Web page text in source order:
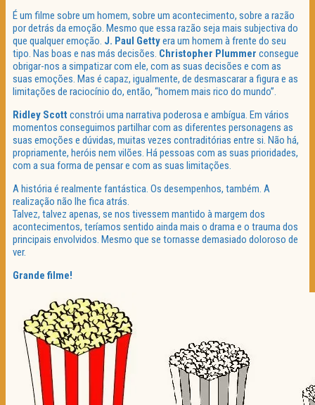
É um filme sobre um homem, sobre um acontecimento, sobre a razão
por detrás da emoção. Mesmo que essa razão seja mais subjectiva do
que qualquer emoção. J. Paul Gettyera um homem à frente do seu
tipo. Nas boas e nas más decisões. Christopher Plummer consegue
obrigar-nos a simpatizar com ele, com as suas decisões e com as
suas emoções. Mas é capaz, igualmente, de desmascarar a figura e as
limitações de raciocínio do, então, “homem mais rico do mundo”.
Ridley Scottconstrói uma narrativa poderosa e ambígua. Em vários
momentos conseguimos partilhar com as diferentes personagens as
suas emoções e dúvidas, muitas vezes contraditórias entre si. Não há,
propriamente, heróis nem vilões. Há pessoas com as suas prioridades,
com a sua forma de pensar e com as suas limitações.
A história é realmente fantástica. Os desempenhos, também. A
realização não lhe fica atrás.
Talvez, talvez apenas, se nos tivessem mantido à margem dos
acontecimentos, teríamos sentido ainda mais o drama e o trauma dos
principais envolvidos. Mesmo que se tornasse demasiado doloroso de
ver.
Grande filme!